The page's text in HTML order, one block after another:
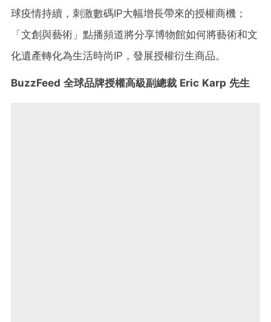
球疫情持續，刺激數碼IP大幅增長帶來的授權商機 ；
「文創與藝術」點播頻道將分享博物館如何將藝術和文
化遺產轉化為生活時尚IP，發展授權衍生商品。
BuzzFeed 全球品牌授權高級副總裁 Eric Karp 先生